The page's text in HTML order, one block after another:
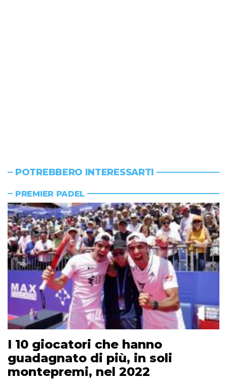
POTREBBERO INTERESSARTI
PREMIER PADEL
I 10 giocatori che hanno
guadagnato di più, in soli
montepremi, nel 2022